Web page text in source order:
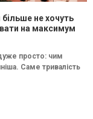
не хочуть
на максимум
просто: чим
Саме тривалість